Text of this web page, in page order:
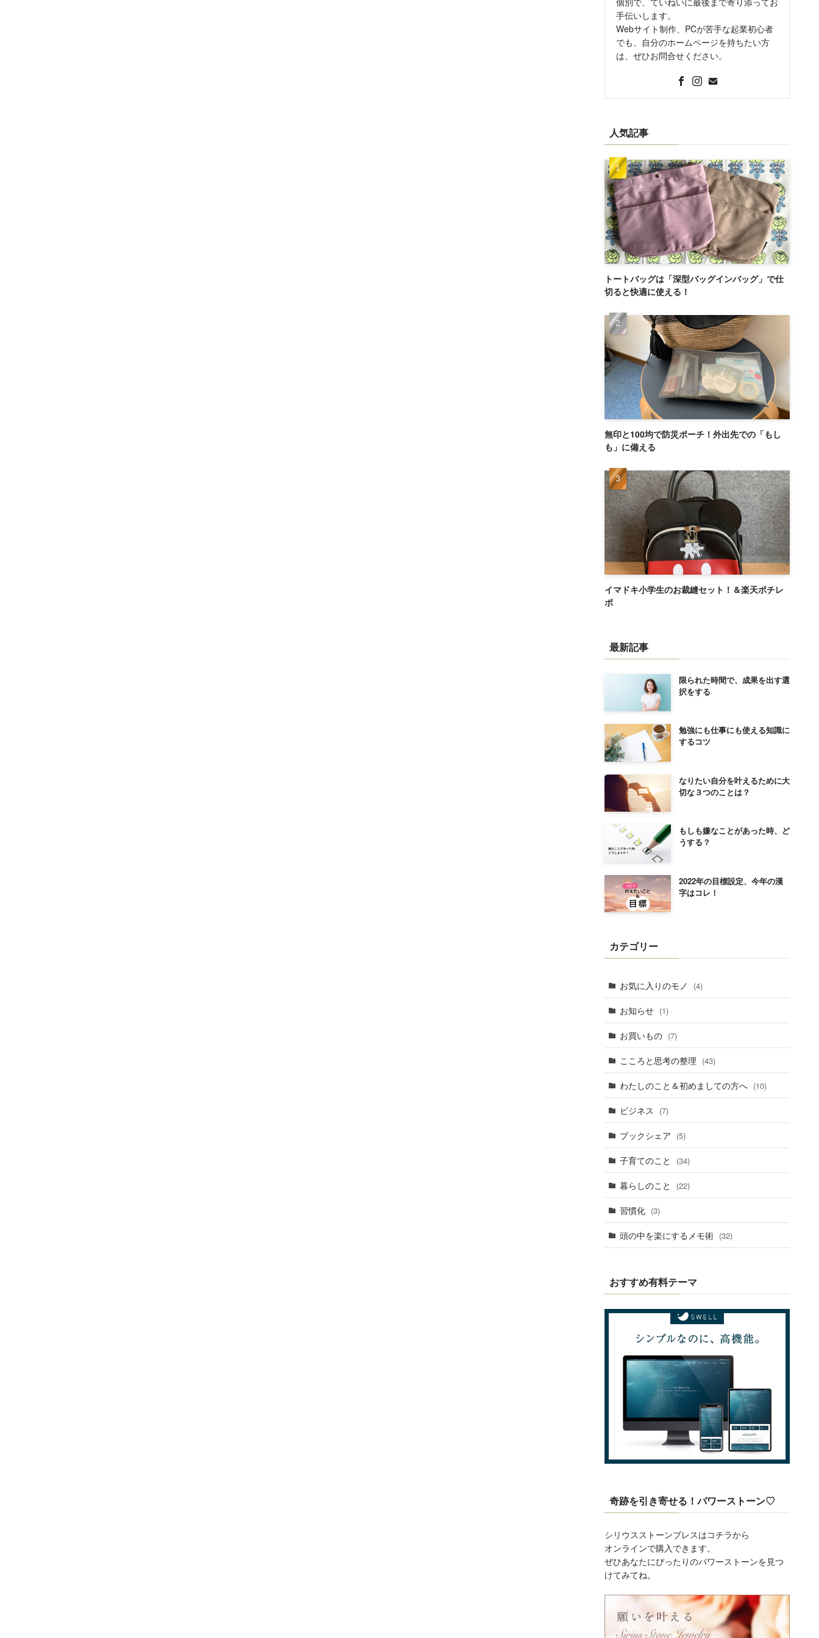
手伝いします。
Webサイト制作、PCが苦手な起業初心者
でも、自分のホームページを持ちたい方
は、ぜひお問合せください。
人気記事
トートバッグは「深型バッグインバッグ」で仕
切ると快適に使える！
無印と100均で防災ポーチ！外出先での「もし
も」に備える
イマドキ小学生のお裁縫セット！＆楽天ポチレ
ポ
最新記事
限られた時間で、成果を出す選
択をする
勉強にも仕事にも使える知識に
するコツ
なりたい自分を叶えるために大
切な３つのことは？
もしも嫌なことがあった時、ど
うする？
2022年の目標設定、今年の漢
字はコレ！
カテゴリー
お気に入りのモノ (4)
お知らせ (1)
お買いもの (7)
こころと思考の整理 (43)
わたしのこと＆初めましての方へ (10)
ビジネス (7)
ブックシェア (5)
子育てのこと (34)
暮らしのこと (22)
習慣化 (3)
頭の中を楽にするメモ術 (32)
おすすめ有料テーマ
奇跡を引き寄せる！パワーストーン♡
シリウスストーンブレスはコチラから
オンラインで購入できます。
ぜひあなたにぴったりのパワーストーンを見つ
けてみてね。